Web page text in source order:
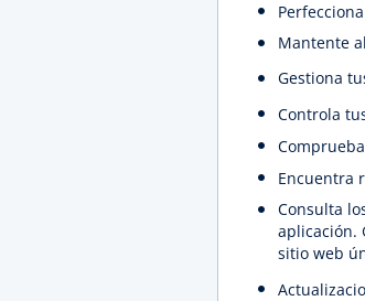
Mantente
Gestiona
Controla
Encuentra
Consulta
aplicación.
sitio web